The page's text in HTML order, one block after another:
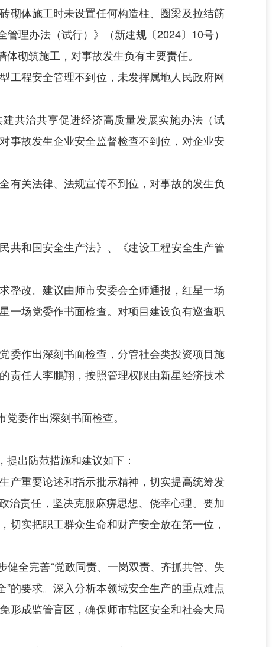
砌体施工时未设置任何构造柱、圈梁及拉结筋
理办法（试行）》（新建规〔2024〕 10号）
砌筑施工，对事故发生负有主要责任。
工程安全管理不到位，未发挥属地人民政府网
共治共享促进经济高质量发展实施办法（试
事故发生企业安全监督检查不到位，对企业安
有关法律、法规宣传不到位，对事故的发生负
共和国安全生产法》、《建设工程安全生产管
整改。建议由师市安委会全师通报，红星一场
一场党委作书面检查。对项目建设负有巡查职
委作出深刻书面检查，分管社会类投资项目施
责任人李鹏翔，按照管理权限由新星经济技术
委作出深刻书面检查。
出防范措施和建议如下：
产重要论述和指示批示精神，切实提高统筹发
治责任，坚决克服麻痹思想、侥幸心理。要加
实把职工群众生命和财产安全放在第一位，
健全完善“党政同责、一岗双责、齐抓共管、失
”的要求。深入分析本领域安全生产的重点难点
形成监管盲区，确保师市辖区安全和社会大局